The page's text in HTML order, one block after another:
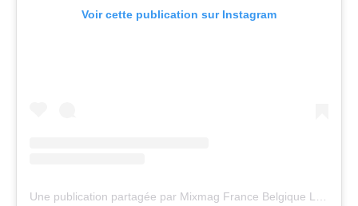
Voir cette publication sur Instagram
Une publication partagée par Mixmag France Belgique Luxembourg (@mixmag_france)